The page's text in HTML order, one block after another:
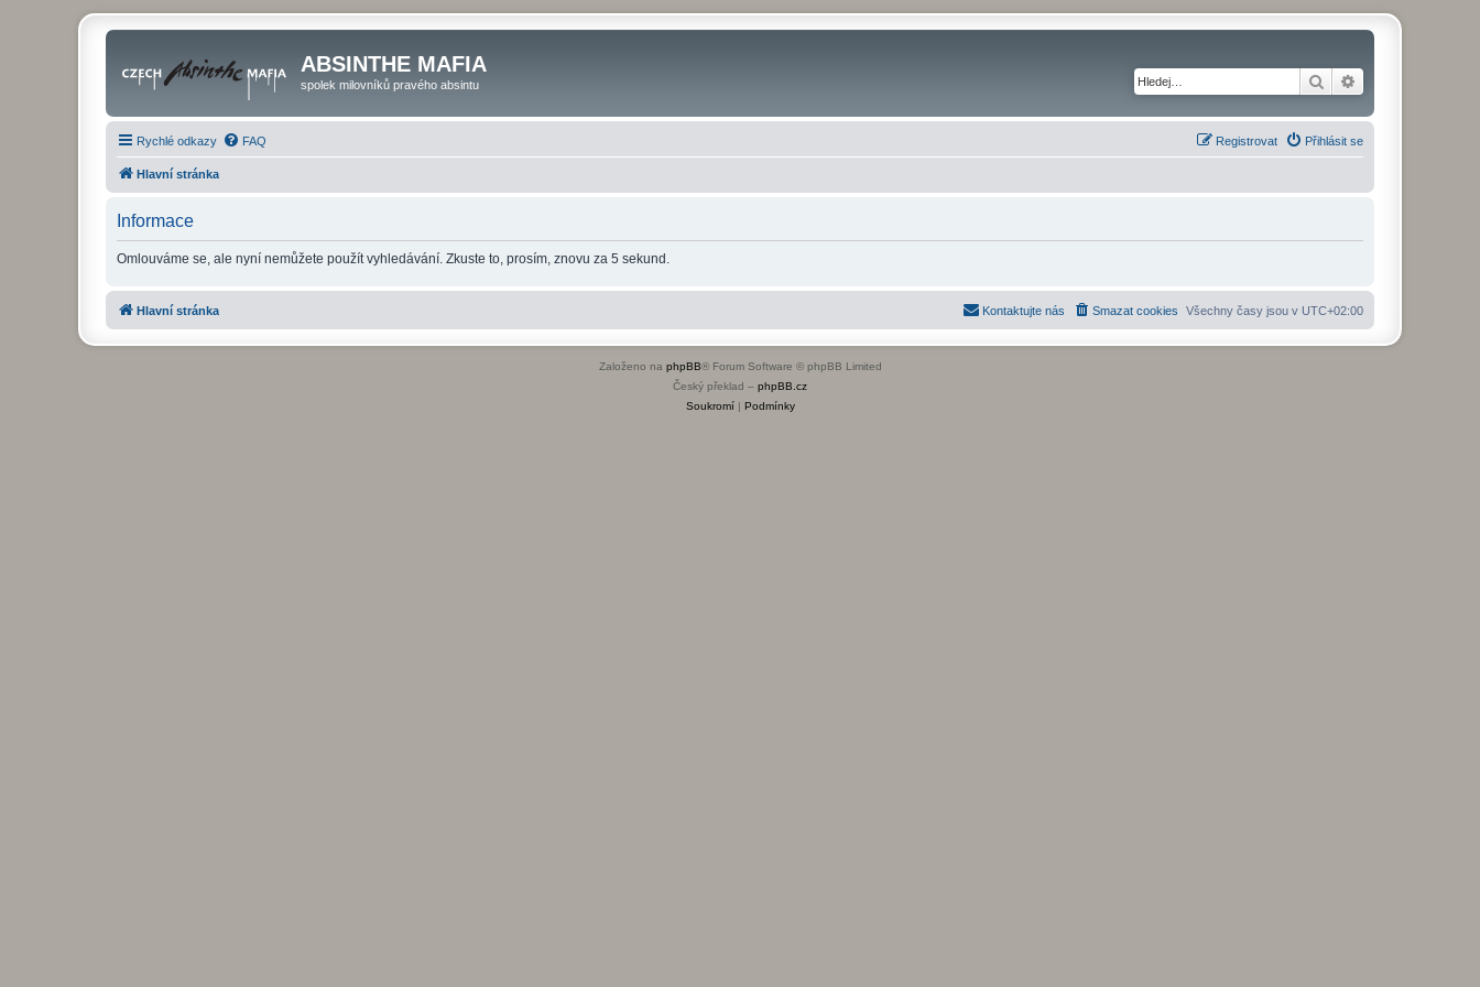
ABSINTHE MAFIA
spolek milovníků pravého absintu Hledat
Rychlé odkazy FAQ Přihlásit se
Registrovat
Hlavní stránka
Informace
Omlouváme se, ale nyní nemůžete použít vyhledávání. Zkuste to, prosím, znovu za 5 sekund.
Hlavní stránka Všechny časy jsou v UTC+02:00
Smazat cookies
Kontaktujte nás
Založeno na phpBB® Forum Software © phpBB Limited
Český překlad – phpBB.cz
Soukromí| Podmínky